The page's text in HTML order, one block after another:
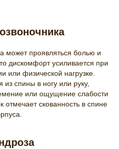
может проявляться болью и
дискомфорт усиливается при
или физической нагрузке.
спины в ногу или руку,
или ощущение слабости
отмечает скованность в спине